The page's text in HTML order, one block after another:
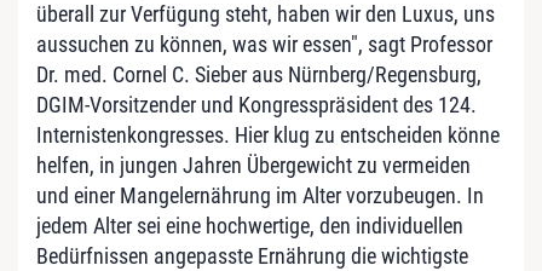
überall zur Verfügung steht, haben wir den Luxus, uns
aussuchen zu können, was wir essen", sagt Professor
Dr. med. Cornel C. Sieber aus Nürnberg/Regensburg,
DGIM-Vorsitzender und Kongresspräsident des 124.
Internistenkongresses. Hier klug zu entscheiden könne
helfen, in jungen Jahren Übergewicht zu vermeiden
und einer Mangelernährung im Alter vorzubeugen. In
jedem Alter sei eine hochwertige, den individuellen
Bedürfnissen angepasste Ernährung die wichtigste